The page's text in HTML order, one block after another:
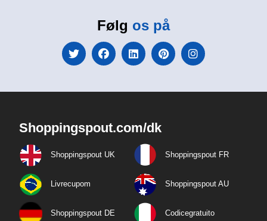
Følg os på
Shoppingspout.com/dk
Shoppingspout UK Shoppingspout FR
Livrecupom Shoppingspout AU
Shoppingspout DE Codicegratuito